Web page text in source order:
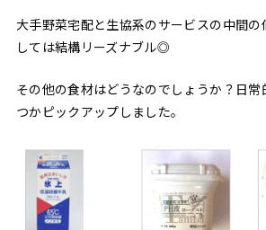
大手野菜宅配と生協系のサービスの中間の
しては結構リーズナブル◎
その他の食材はどうなのでしょうか？日常
つかピックアップしました。